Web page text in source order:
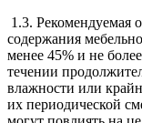
1.3. Рекомендуемая
содержания
менее 45% и не
течении
влажности или
их периодической